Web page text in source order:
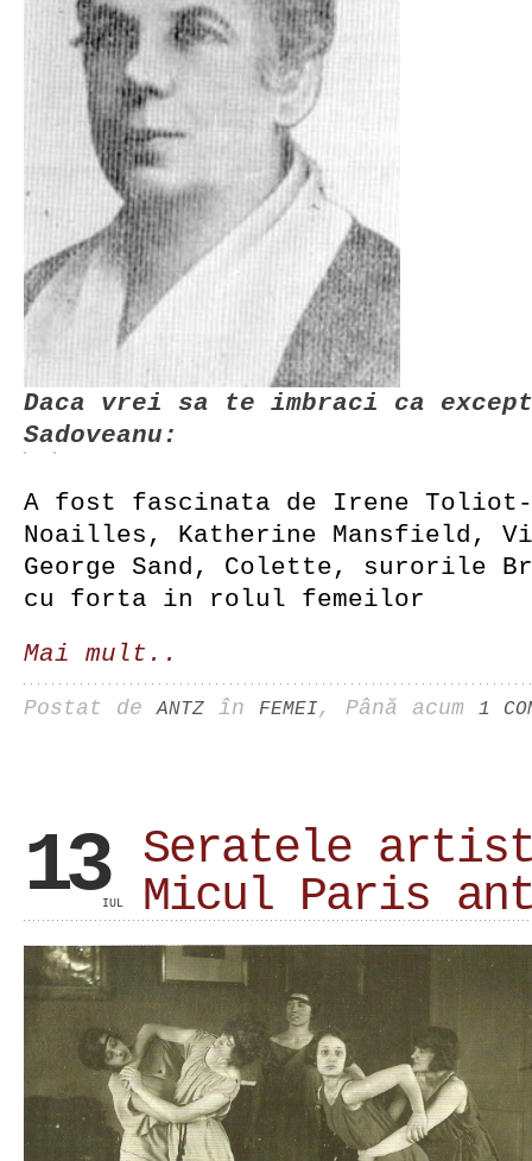
Daca vrei sa te imbraci ca
Sadoveanu:
A fost fascinata de Irene Toliot-
Noailles, Katherine Mansfield,
George Sand, Colette, surorile
cu forta in rolul femeilor
Mai mult..
Postat deANTZ în FEMEI, Până acum 1
13IUL
Seratele
Micul Paris